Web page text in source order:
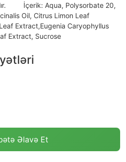
İçerik: Aqua, Polysorbate 20,
Oil, Citrus Limon Leaf
Extract,Eugenia Caryophyllus
Extract, Sucrose
Əlavə Et